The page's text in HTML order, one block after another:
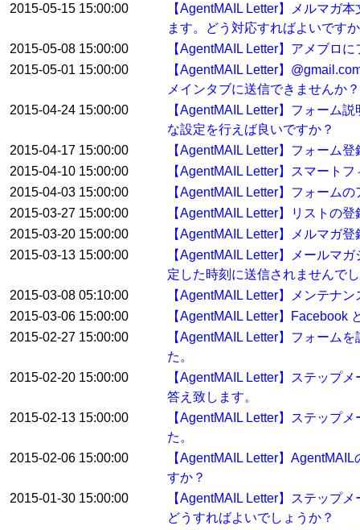
2015-05-15 15:00:00
【AgentMAIL Letter】メルマガ
ます。どう対応すればよいです
2015-05-08 15:00:00
【AgentMAIL Letter】アメブロ
2015-05-01 15:00:00
【AgentMAIL Letter】
メインタブに送信できませんか？
2015-04-24 15:00:00
【AgentMAIL Letter】フォーム
な設定を行えば良いですか？
2015-04-17 15:00:00
【AgentMAIL Letter】フォーム
2015-04-10 15:00:00
【AgentMAIL Letter】スマート
2015-04-03 15:00:00
【AgentMAIL Letter】フォーム
2015-03-27 15:00:00
【AgentMAIL Letter】リストの
2015-03-20 15:00:00
【AgentMAIL Letter】メルマガ
2015-03-13 15:00:00
【AgentMAIL Letter】メールマ
定した時刻に送信されませんで
2015-03-08 05:10:00
【AgentMAIL Letter】メンテナ
2015-03-06 15:00:00
【AgentMAIL Letter】Facebook
2015-02-27 15:00:00
【AgentMAIL Letter】フォーム
た。
2015-02-20 15:00:00
【AgentMAIL Letter】ステップ
答え致します。
2015-02-13 15:00:00
【AgentMAIL Letter】ステップ
た。
2015-02-06 15:00:00
【AgentMAIL Letter】
すか？
2015-01-30 15:00:00
【AgentMAIL Letter】ステップ
どうすればよいでしょうか？